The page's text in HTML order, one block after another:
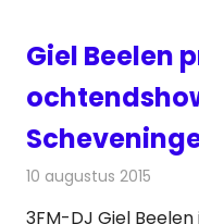
Giel Beelen
10 augustus 2015
3FM-DJ Giel